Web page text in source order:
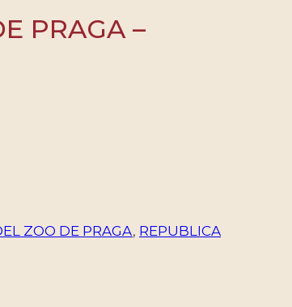
PRAGA –
ZOO DE PRAGA, REPUBLICA